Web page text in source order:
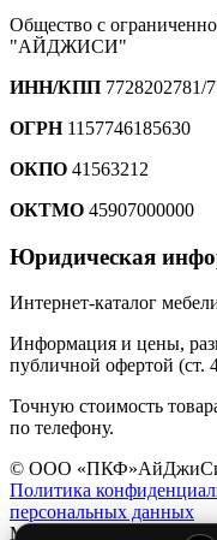
Общество с
"АЙДЖИСИ"
ИНН/КПП 7728202781/
ОГРН1157746185630
ОКПО 41563212
ОКТМО 45907000000
Юридическая
Интернет-каталог
Информация и цены,
публичной офертой (ст.
Точную стоимость
по телефону.
© ООО «ПКФ»АйДжиСи»
Политика
персональных данных
Мы используем файлы